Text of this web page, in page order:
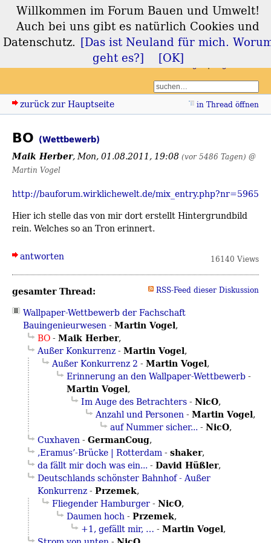
Forum Bauen und
Umwelt
zurück zur Hauptseite in Thread öffnen
BO (Wettbewerb)
Maik Herber,Mon, 01.08.2011, 19:08 (vor 5486 Tagen) @
Martin Vogel
http://bauforum.wirklichewelt.de/mix_entry.php?nr=5965
Hier ich stelle das von mir dort erstellt Hintergrundbild
rein. Welches so an Tron erinnert.
antworten 16140 Views
gesamter Thread: RSS-Feed dieser Diskussion
Wallpaper-Wettbewerb der Fachschaft
Bauingenieurwesen- Martin Vogel,
BO- Maik Herber,
Außer Konkurrenz- Martin Vogel,
Außer Konkurrenz 2 - Martin Vogel,
Erinnerung an den Wallpaper-Wettbewerb-
Martin Vogel,
Im Auge des Betrachters- NicO,
Anzahl und Personen- Martin Vogel,
auf Nummer sicher... - NicO,
Cuxhaven- GermanCoug,
‚Eramus’-Brücke | Rotterdam- shaker,
da fällt mir doch was ein... - David Hüßler,
Deutschlands schönster Bahnhof - Außer
Konkurrenz- Przemek,
Fliegender Hamburger- NicO,
Daumen hoch- Przemek,
+1, gefällt mir, … - Martin Vogel,
Willkommen im Forum Bauen und Umwelt!
Auch bei uns gibt es natürlich Cookies und
Datenschutz. [Das ist Neuland für mich.
geht es?]
[OK]